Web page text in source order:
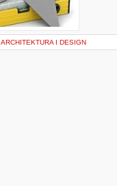
ARCHITEKTURA I DESIGN